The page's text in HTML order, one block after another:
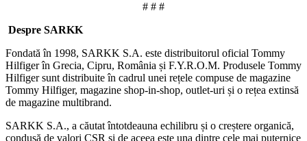
# # #
Despre SARKK
Fondată în 1998, SARKK S.A. este distribuitorul oficial Tommy
Hilfiger în Grecia, Cipru, România și F.Y.R.O.M. Produsele Tommy
Hilfiger sunt distribuite în cadrul unei rețele compuse de magazine
Tommy Hilfiger, magazine shop-in-shop, outlet-uri și o rețea extinsă
de magazine multibrand.
SARKK S.A., a căutat întotdeauna echilibru și o creștere organică,
condusă de valori CSR și de aceea este una dintre cele mai puternice